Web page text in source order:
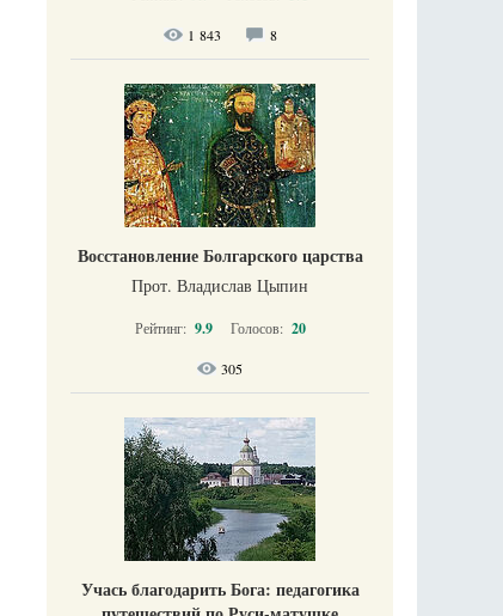
1 843 8
Восстановление Болгарского царства
Прот. Владислав Цыпин
Рейтинг: 9.9 Голосов: 20
305
Учась благодарить Бога: педагогика